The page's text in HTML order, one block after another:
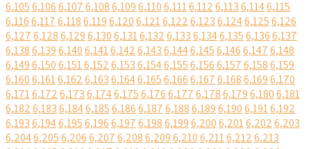
6,1056,1066,1076,1086,1096,1106,1116,1126,1136,1146,115
6,1166,1176,1186,1196,1206,1216,1226,1236,1246,1256,126
6,1276,1286,1296,1306,1316,1326,1336,1346,1356,1366,137
6,1386,1396,1406,1416,1426,1436,1446,1456,1466,1476,148
6,1496,1506,1516,1526,1536,1546,1556,1566,1576,1586,159
6,1606,1616,1626,1636,1646,1656,1666,1676,1686,1696,170
6,1716,1726,1736,1746,1756,1766,1776,1786,1796,1806,181
6,1826,1836,1846,1856,1866,1876,1886,1896,1906,1916,192
6,1936,1946,1956,1966,1976,1986,1996,2006,2016,2026,203
6,2046,2056,2066,2076,2086,2096,2106,2116,2126,213